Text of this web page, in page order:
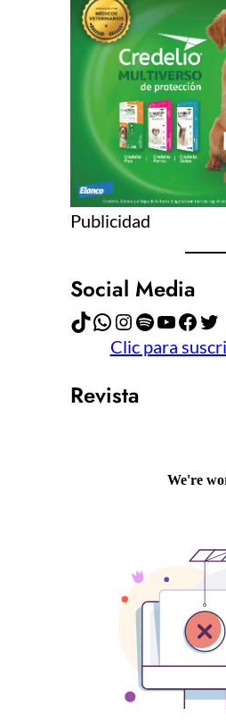
Publicidad
Social Media
TikTok WhatsApp Instagram Spotify YouTube Facebook Twitter
Clic para
Revista